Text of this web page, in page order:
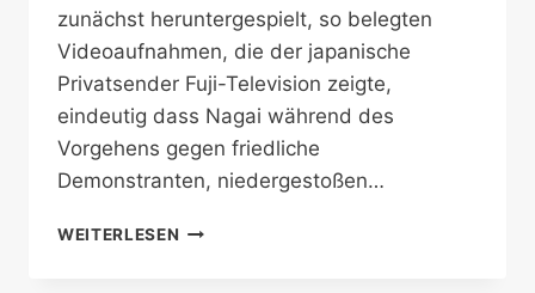
zunächst heruntergespielt, so belegten
Videoaufnahmen, die der japanische
Privatsender Fuji-Television zeigte,
eindeutig dass Nagai während des
Vorgehens gegen friedliche
Demonstranten, niedergestoßen…
WEITERLESEN ERMORDUNG